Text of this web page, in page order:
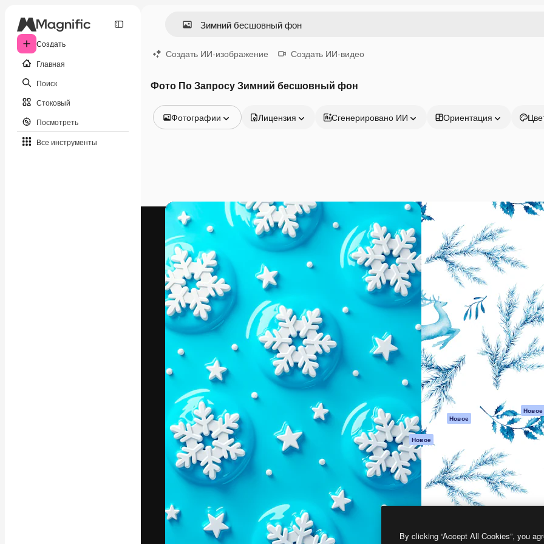
Создать
Главная
Поиск
Стоковый
Посмотреть
Все инструменты
Создать ИИ-изображение Создать ИИ-видео
Фото По Запросу Зимний бесшовный фон
Фотографии
Видео
Видеоролик
Моушн-дизайн
Видеошаблоны
Иконки
3D-модели
Шрифты
Лицензия Сгенерировано ИИ Ориентация
Креативная платформа для создания
ваших лучших работ. Более 1 миллиона
подписчиков среди креаторов,
предприятий, агентств и студий.
Pусский
Продукция
Spaces
ИИ-помощник
Генератор
изображений ИИ
Генератор видео
ИИ
Генератор голоса
на основе ИИ
Стоковый контент
MCP для
Claude/ChatGPT
Новое
Агенты Новое
API
Мобильное
приложение
Все инструменты
Magnific
Начать
Academy
Документация
Пакету ИИ
Служба
поддержки
Условия и
положения
Политика
Оригиналы Новое
Политика
Центр доверия
Партнеры
Предприятие
By clicking “Accept All Cookies”, you